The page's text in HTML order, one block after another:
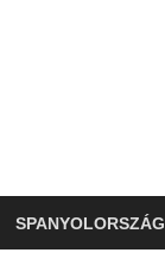
SPANYOLORSZÁG